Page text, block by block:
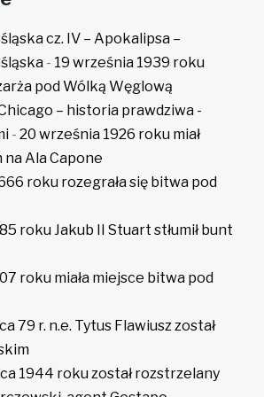
cz. IV – Apokalipsa –
- 19 września 1939 roku
pod Wólką Węglową
– historia prawdziwa -
-20 września 1926 roku miał
na Ala Capone
roku rozegrała się bitwa pod
roku Jakub II Stuart stłumił bunt
roku miała miejsce bitwa pod
79 r. n.e. Tytus Flawiusz został
1944 roku został rozstrzelany